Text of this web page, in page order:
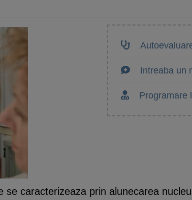
Intreaba un
Programare
caracterizeaza prin alunecarea